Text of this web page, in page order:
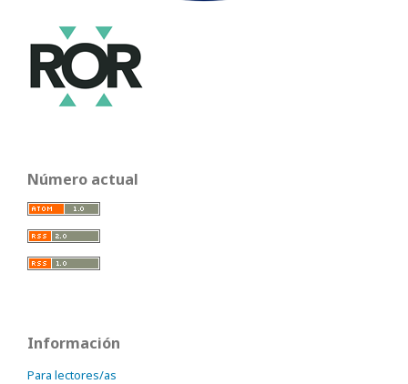
Número actual
Información
Para lectores/as